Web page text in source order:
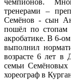
чемпионов.
тренерами –
Семёнов - сын
пошёл по стопам
акробатике. В 6-
выполнил
возрасте 6 лет
семьи Семёновых
хореограф в